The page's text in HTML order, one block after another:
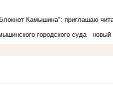
Камышина": приглашаю
городского суда - новый